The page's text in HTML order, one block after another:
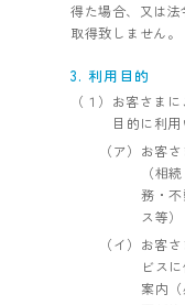
得た場合、又は法
取得致しません。
3. 利用目的
（１）お客さま
目的に利用
（ア）お客
（相
務・
ス等）
（イ）お客
ビス
案内